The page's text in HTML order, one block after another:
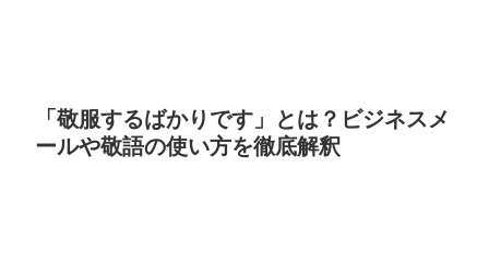
「敬服するばかりです」とは？ビジネスメ
ールや敬語の使い方を徹底解釈